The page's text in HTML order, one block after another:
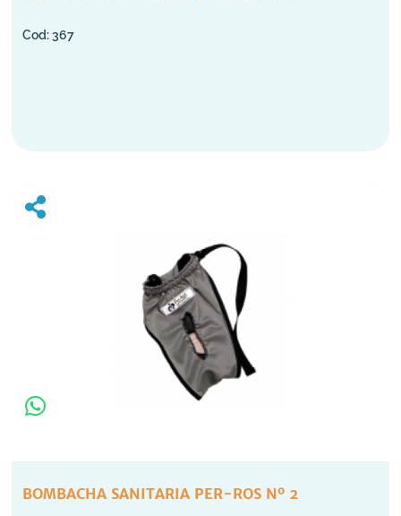
367
BOMBACHA SANITARIA PER-ROS Nº 2